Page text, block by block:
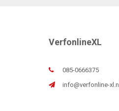
VerfonlineXL
085-0666375
info@verfonline-xl.nl